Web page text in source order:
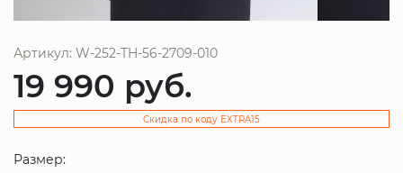
Артикул: W-252-TH-56-2709-010
19 990 руб.
Скидка по коду EXTRA15
Размер: